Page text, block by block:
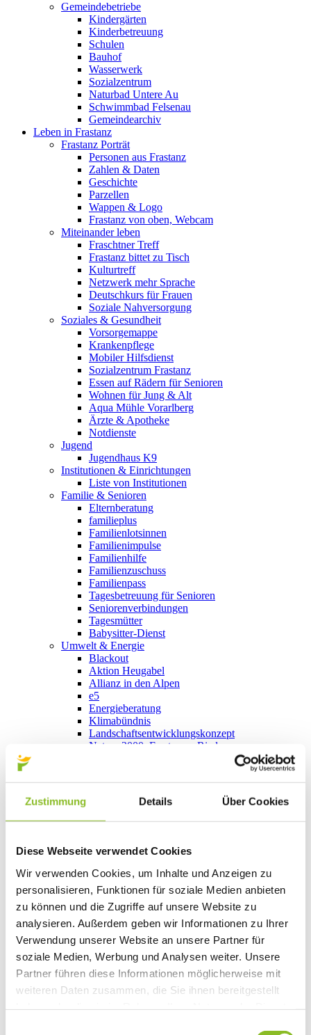
Zustimmung Details Über Cookies
Diese Webseite verwendet Cookies
Wir verwenden Cookies, um Inhalte und Anzeigen zu
personalisieren, Funktionen für soziale Medien anbieten
zu können und die Zugriffe auf unsere Website zu
analysieren. Außerdem geben wir Informationen zu Ihrer
Verwendung unserer Website an unsere Partner für
soziale Medien, Werbung und Analysen weiter. Unsere
Partner führen diese Informationen möglicherweise mit
weiteren Daten zusammen, die Sie ihnen bereitgestellt
Gemeindebetriebe
Kindergärten
Kinderbetreuung
Schulen
Bauhof
Wasserwerk
Sozialzentrum
Naturbad Untere Au
Schwimmbad Felsenau
Gemeindearchiv
Leben in Frastanz
Frastanz Porträt
Personen aus Frastanz
Zahlen & Daten
Geschichte
Parzellen
Wappen & Logo
Frastanz von oben, Webcam
Miteinander leben
Fraschtner Treff
Frastanz bittet zu Tisch
Kulturtreff
Netzwerk mehr Sprache
Deutschkurs für Frauen
Soziale Nahversorgung
Soziales & Gesundheit
Vorsorgemappe
Krankenpflege
Mobiler Hilfsdienst
Sozialzentrum Frastanz
Essen auf Rädern für Senioren
Wohnen für Jung & Alt
Aqua Mühle Vorarlberg
Ärzte & Apotheke
Notdienste
Jugend
Jugendhaus K9
Institutionen & Einrichtungen
Liste von Institutionen
Familie & Senioren
Elternberatung
familieplus
Familienlotsinnen
Familienimpulse
Familienhilfe
Familienzuschuss
Familienpass
Tagesbetreuung für Senioren
Seniorenverbindungen
Tagesmütter
Babysitter-Dienst
Umwelt & Energie
Blackout
Aktion Heugabel
Allianz in den Alpen
e5
Energieberatung
Klimabündnis
Landschaftsentwicklungskonzept
Natura 2000: Frastanzer Ried
Kinderbetreuung
Kindergärten
Anmeldungen
Bücherschränke
Domino s’Hus am Kirchplatz
Freizeit
Kultur
Vorarlberger Museumswelt
Tabakausstellung
Kino vor Ort
Bibliothek
Gastronomie
Essen und Trinken in Frastanz
Sport
Naturbad Untere Au
Schwimmbad Felsenau
Wandern in Frastanz